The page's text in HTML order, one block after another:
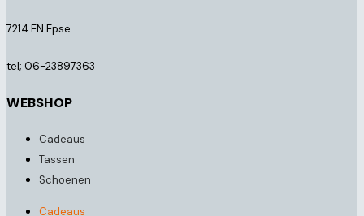
7214 EN Epse
tel; 06-23897363
WEBSHOP
Cadeaus
Tassen
Schoenen
Cadeaus